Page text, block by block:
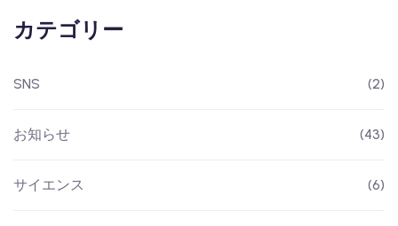
カテゴリー
SNS (2)
お知らせ (43)
サイエンス (6)